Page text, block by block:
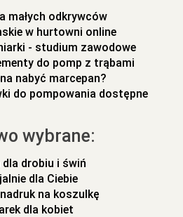
małych odkrywców
w hurtowni online
- studium zawodowe
do pomp z trąbami
nabyć marcepan?
do pompowania dostępne
wybrane:
dla drobiu i świń
dla Ciebie
na koszulkę
dla kobiet